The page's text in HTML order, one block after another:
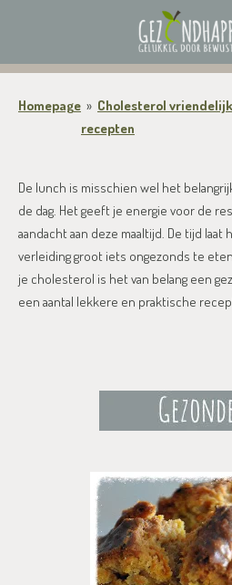
naar
hoofdinhoud
Homepage » Cholesterol
recepten
De lunch is misschien wel het
de dag. Het geeft je energie voor de
aandacht aan deze maaltijd. De tijd
verleiding groot iets ongezonds te
je cholesterol is het van belang een
een aantal lekkere en praktische